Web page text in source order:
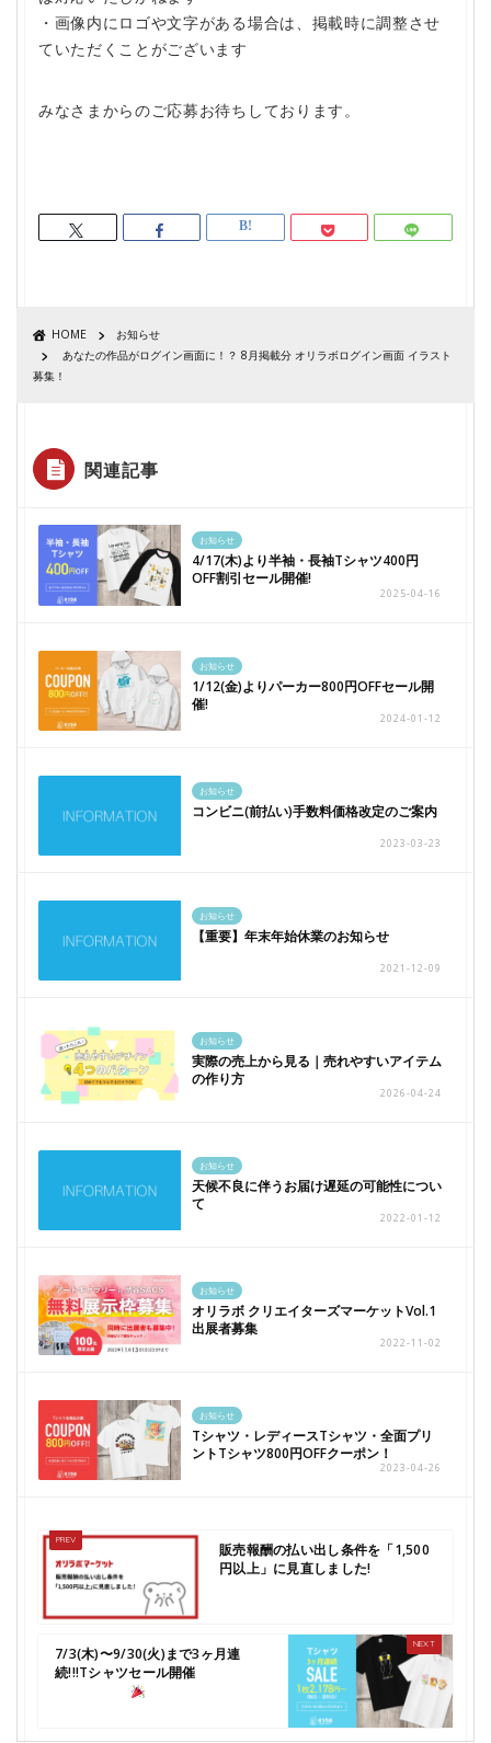
・画像内にロゴや文字がある場合は、掲載時に調整させ
ていただくことがございます
みなさまからのご応募お待ちしております。
HOME
お知らせ
あなたの作品がログイン画面に！？ 8月掲載分 オリラボログイン画面 イラスト
募集！
関連記事
お知らせ
4/17(木)より半袖・長袖Tシャツ400円
OFF割引セール開催!
2025-04-16
お知らせ
1/12(金)よりパーカー800円OFFセール開
催!
2024-01-12
お知らせ
コンビニ(前払い)手数料価格改定のご案内
2023-03-23
お知らせ
【重要】年末年始休業のお知らせ
2021-12-09
お知らせ
実際の売上から見る｜売れやすいアイテム
の作り方
2026-04-24
お知らせ
天候不良に伴うお届け遅延の可能性につい
て
2022-01-12
お知らせ
オリラボ クリエイターズマーケットVol.1
出展者募集
2022-11-02
お知らせ
Tシャツ・レディースTシャツ・全面プリ
ントTシャツ800円OFFクーポン！
2023-04-26
販売報酬の払い出し条件を「1,500
円以上」に見直しました!
7/3(木)〜9/30(火)まで3ヶ月連
続!!!Tシャツセール開催